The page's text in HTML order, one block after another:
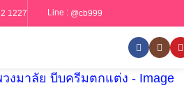
1227 Line : @cb999